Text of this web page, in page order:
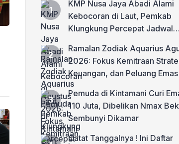
KMP Nusa Jaya Abadi Alami
Kebocoran di Laut, Pemkab
Klungkung Percepat Jadwal
Ramalan Zodiak Aquarius
2026: Fokus Kemitraan
Keuangan, dan Peluang
Pemuda di Kintamani Curi
110 Juta, Dibelikan Nmax
Sembunyi Dikamar
Catat Tanggalnya ! Ini Daftar